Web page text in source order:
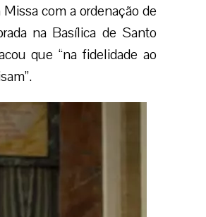
com a ordenação de
na Basílica de Santo
que “na fidelidade ao